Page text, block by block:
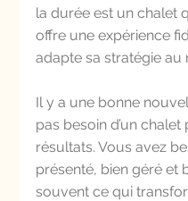
la durée est un chalet
offre une expérience
adapte sa stratégie
Il y a une bonne
pas besoin d’un
résultats. Vous avez
présenté, bien géré et
souvent ce qui